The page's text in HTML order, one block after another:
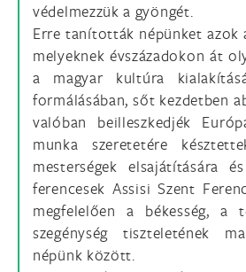
védelmezzük a gyöngét.
Erre tanították népünket azok
melyeknek évszázadokon át
a magyar kultúra
formálásában, sőt kezdetben
valóban beilleszkedjék
munka szeretetére
mesterségek elsajátítására
ferencesek Assisi Szent
megfelelően a békesség, a
szegénység tiszteletének
népünk között.